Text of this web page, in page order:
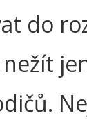
do